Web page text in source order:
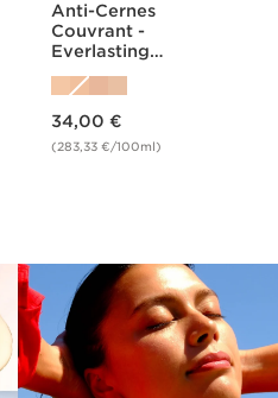
Anti-Cernes
Couvrant -
Everlasting
34,00 €
(283,33 €/100ml)